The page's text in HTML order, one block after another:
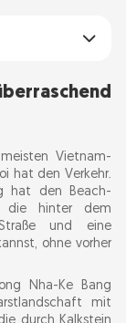
Kinder
Treffer
Boots-Tag
deine
Vietnam-
hat den Verkehr.
hat den Beach-
die hinter dem
und eine
ohne vorher
Nha-Ke Bang
mit